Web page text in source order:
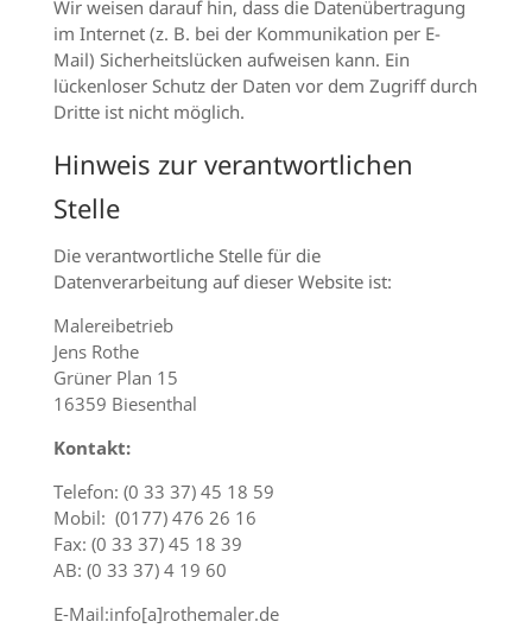
Wir weisen darauf hin, dass die Datenübertragung
im Internet (z. B. bei der Kommunikation per E-
Mail) Sicherheitslücken aufweisen kann. Ein
lückenloser Schutz der Daten vor dem Zugriff durch
Dritte ist nicht möglich.
Hinweis zur verantwortlichen
Stelle
Die verantwortliche Stelle für die
Datenverarbeitung auf dieser Website ist:
Malereibetrieb
Jens Rothe
Grüner Plan 15
16359 Biesenthal
Kontakt:
Telefon: (0 33 37) 45 18 59
Mobil: (0177) 476 26 16
Fax: (0 33 37) 45 18 39
AB: (0 33 37) 4 19 60
E-Mail:info[a]rothemaler.de